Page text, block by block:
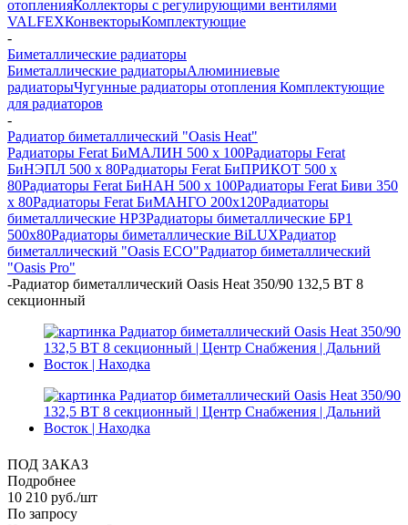
отопленияКоллекторы с регулирующими вентилями
VALFEXКонвекторыКомплектующие
-
Биметаллические радиаторы
Биметаллические радиаторыАлюминиевые
радиаторыЧугунные радиаторы отопления Комплектующие
для радиаторов
-
Радиатор биметаллический "Oasis Heat"
Радиаторы Ferat БиМАЛИН 500 х 100Радиаторы Ferat
БиНЭПЛ 500 x 80Радиаторы Ferat БиПРИКОТ 500 х
80Радиаторы Ferat БиНАН 500 х 100Радиаторы Ferat Биви 350
х 80Радиаторы Ferat БиМАНГО 200х120Радиаторы
биметаллические НРЗРадиаторы биметаллические БР1
500х80Радиаторы биметаллические BiLUXРадиатор
биметаллический "Oasis ECO"Радиатор биметаллический
"Oasis Pro"
-Радиатор биметаллический Oasis Heat 350/90 132,5 ВТ 8
секционный
ПОД ЗАКАЗ
Подробнее
10 210 руб./шт
По запросу